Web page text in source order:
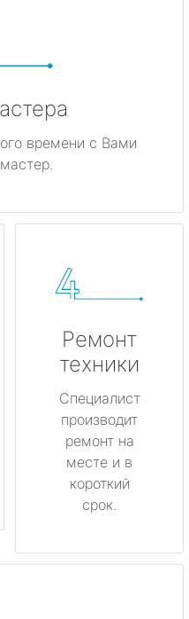
времени с Вами
Ремонт
техники
Специалист
производит
ремонт на
месте и в
короткий
срок.